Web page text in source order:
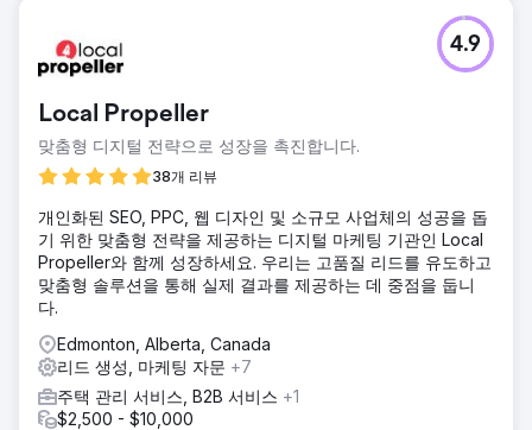
Local Propeller
맞춤형 디지털 전략으로 성장을 촉진합니다.
38개 리뷰
4.9
개인화된 SEO, PPC, 웹 디자인 및 소규모 사업체의 성공을 돕
기 위한 맞춤형 전략을 제공하는 디지털 마케팅 기관인 Local
Propeller와 함께 성장하세요. 우리는 고품질 리드를 유도하고
맞춤형 솔루션을 통해 실제 결과를 제공하는 데 중점을 둡니
다.
Edmonton, Alberta, Canada
리드 생성, 마케팅 자문 +7
주택 관리 서비스, B2B 서비스 +1
$2,500 - $10,000